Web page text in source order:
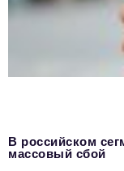
В российском
массовый сбой